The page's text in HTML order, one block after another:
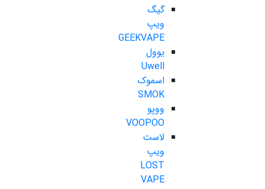
گیگ
ویپ
GEEKVAPE
یوول
Uwell
اسموک
SMOK
ووپو
VOOPOO
لاست
ویپ
LOST
VAPE